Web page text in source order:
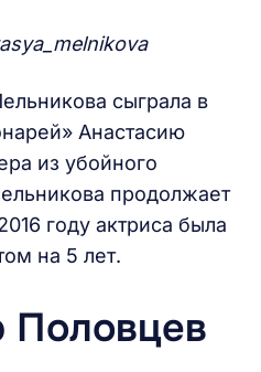
сыграла в
Анастасию
из убойного
продолжает
году актриса была
на 5 лет.
Половцев